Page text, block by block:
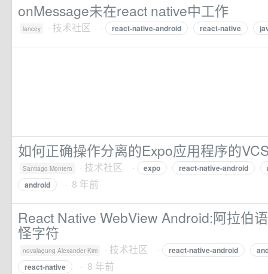
onMessage未在react native中工作
lancey · 技术社区 · react-native-android react-native
如何正确操作分离的Expo应用程序的
Santiago Montero · 技术社区 · expo react-native-android
android
· 8 年前
React Native WebView Android:阿拉伯
怪字符
novalagung Alexander Kim · 技术社区 · react-native-android
react-native
· 8 年前